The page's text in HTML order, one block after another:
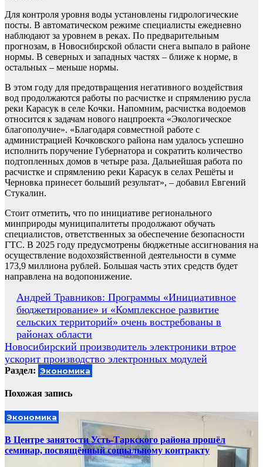
Для контроля уровня воды установлены гидрологические
посты. В автоматическом режиме специалисты ежедневно
наблюдают за уровнем в реках. По предварительным
прогнозам, в Новосибирской области снега выпало в районе
нормы. В северных и западных частях – ближе к норме, в
остальных – меньше нормы.
В этом году для предотвращения негативного воздействия
вод продолжаются работы по расчистке и спрямлению русла
реки Карасук в селе Кочки. Напомним, расчистка водоемов
относится к задачам нового нацпроекта «Экологическое
благополучие». «Благодаря совместной работе с
администрацией Кочковского района нам удалось успешно
исполнить поручение Губернатора и сократить количество
подтопленных домов в четыре раза. Дальнейшая работа по
расчистке и спрямлению реки Карасук в селах Решёты и
Черновка принесет больший результат», – добавил Евгений
Стукалин.
Стоит отметить, что по инициативе регионального
минприроды муниципалитеты продолжают обучать
специалистов, ответственных за обеспечение безопасности
ГТС. В 2025 году предусмотрены бюджетные ассигнования на
осуществление водохозяйственной деятельности в сумме
173,9 миллиона рублей. Большая часть этих средств будет
направлена на водопонижение.
Навигация
по
записям
Андрей Травников: Программы «Инициативное
бюджетирование» и «Комплексное развитие
сельских территорий» очень востребованы в
районах области
Новосибирский производитель электроники втрое
ускорит производство электронных модулей
Раздел: Экономика
Похожая запись
Экономика
В Центре занятости Усть-Таркского района прошёл
семинар, посвящённый социальному контракту